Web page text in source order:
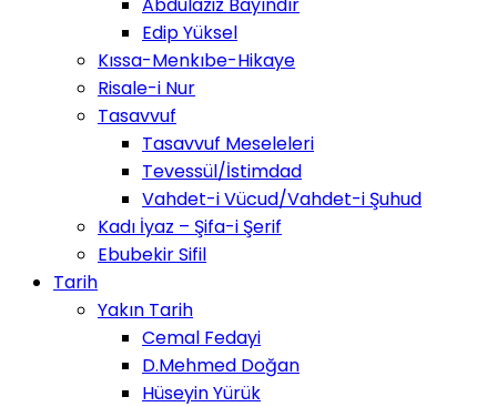
Edip Yüksel
Kıssa-Menkıbe-Hikaye
Risale-i Nur
Tasavvuf
Tasavvuf Meseleleri
Tevessül/İstimdad
Vahdet-i Vücud/Vahdet-i Şuhud
Kadı İyaz – Şifa-i Şerif
Ebubekir Sifil
Tarih
Yakın Tarih
Cemal Fedayi
D.Mehmed Doğan
Hüseyin Yürük